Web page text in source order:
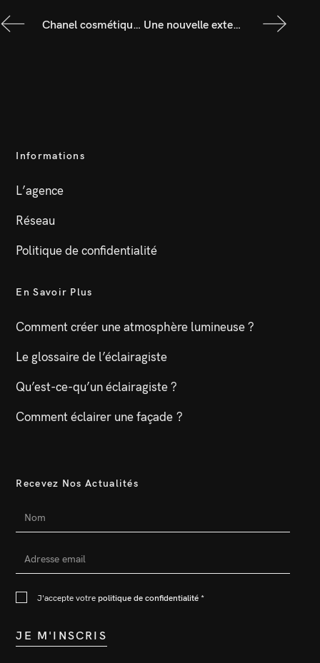
Chanel cosmétique ouvre sa première boutique à Nice Une nouvelle extension pour le groupe Foyer
Informations
L’agence
Réseau
Politique de confidentialité
En Savoir Plus
Comment créer une atmosphère lumineuse ?
Le glossaire de l’éclairagiste
Qu’est-ce-qu’un éclairagiste ?
Comment éclairer une façade ?
Recevez Nos Actualités
J'accepte votre politique de confidentialité *
JE M'INSCRIS